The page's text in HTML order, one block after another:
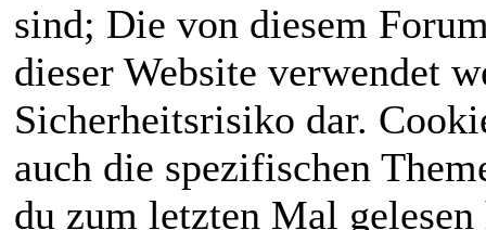
sind; Die von diesem
dieser Website verwendet
Sicherheitsrisiko dar.
auch die spezifischen
du zum letzten Mal